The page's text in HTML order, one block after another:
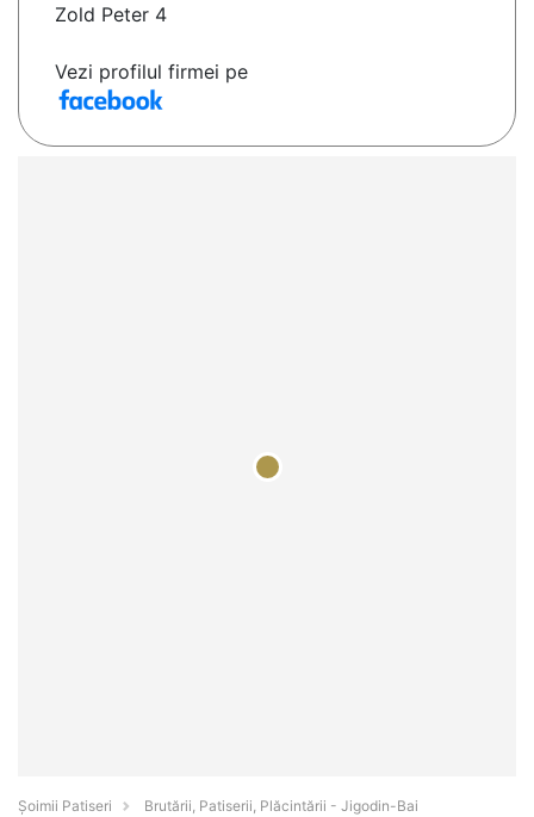
Zold Peter 4
Vezi profilul firmei pe
Șoimii Patiseri
Brutării, Patiserii, Plăcintării - Jigodin-Bai